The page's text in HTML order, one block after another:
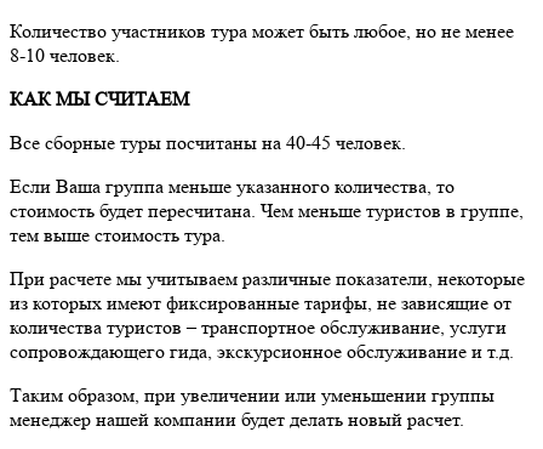
Количество участников тура может быть любое, но не менее
8-10 человек.
КАК МЫ СЧИТАЕМ
Все сборные туры посчитаны на 40-45 человек.
Если Ваша группа меньше указанного количества, то
стоимость будет пересчитана. Чем меньше туристов в группе,
тем выше стоимость тура.
При расчете мы учитываем различные показатели, некоторые
из которых имеют фиксированные тарифы, не зависящие от
количества туристов – транспортное обслуживание, услуги
сопровождающего гида, экскурсионное обслуживание и т.д.
Таким образом, при увеличении или уменьшении группы
менеджер нашей компании будет делать новый расчет.